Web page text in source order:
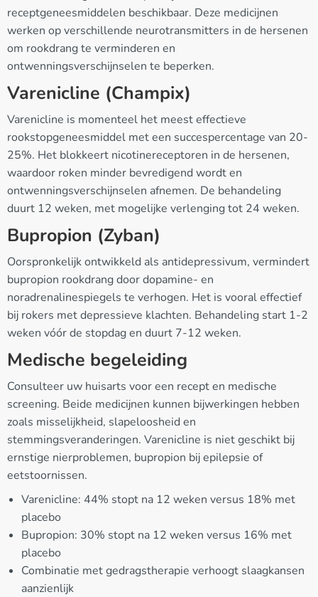
receptgeneesmiddelen beschikbaar. Deze medicijnen
werken op verschillende neurotransmitters in de hersenen
om rookdrang te verminderen en
ontwenningsverschijnselen te beperken.
Varenicline (Champix)
Varenicline is momenteel het meest effectieve
rookstopgeneesmiddel met een succespercentage van 20-
25%. Het blokkeert nicotinereceptoren in de hersenen,
waardoor roken minder bevredigend wordt en
ontwenningsverschijnselen afnemen. De behandeling
duurt 12 weken, met mogelijke verlenging tot 24 weken.
Bupropion (Zyban)
Oorspronkelijk ontwikkeld als antidepressivum, vermindert
bupropion rookdrang door dopamine- en
noradrenalinespiegels te verhogen. Het is vooral effectief
bij rokers met depressieve klachten. Behandeling start 1-2
weken vóór de stopdag en duurt 7-12 weken.
Medische begeleiding
Consulteer uw huisarts voor een recept en medische
screening. Beide medicijnen kunnen bijwerkingen hebben
zoals misselijkheid, slapeloosheid en
stemmingsveranderingen. Varenicline is niet geschikt bij
ernstige nierproblemen, bupropion bij epilepsie of
eetstoornissen.
Varenicline: 44% stopt na 12 weken versus 18% met
placebo
Bupropion: 30% stopt na 12 weken versus 16% met
placebo
Combinatie met gedragstherapie verhoogt slaagkansen
aanzienlijk